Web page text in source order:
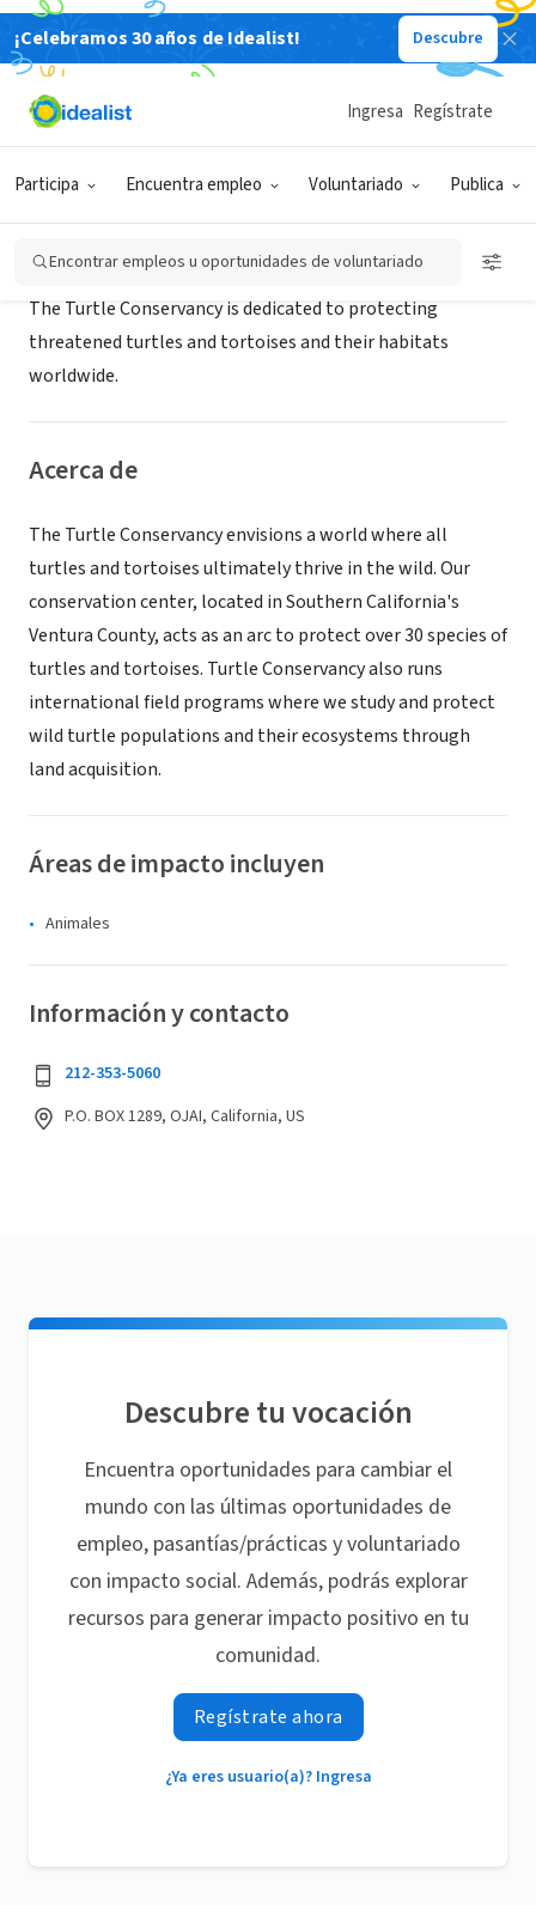
¡Celebramos 30 años de Idealist! Descubre
Participa Encuentra empleo Voluntariado Publica
Ingresa Regístrate
Encontrar empleos u oportunidades de voluntariado
ORGANIZACIÓN SIN FIN DE LUCRO
TURTLE CONSERVANCY
The Turtle Conservancy is dedicated to protecting
threatened turtles and tortoises and their habitats
worldwide.
Acerca de
The Turtle Conservancy envisions a world where all
turtles and tortoises ultimately thrive in the wild. Our
conservation center, located in Southern California's
Ventura County, acts as an arc to protect over 30 species of
turtles and tortoises. Turtle Conservancy also runs
international field programs where we study and protect
wild turtle populations and their ecosystems through
land acquisition.
Áreas de impacto incluyen
Animales
Información y contacto
212-353-5060
P.O. BOX 1289, OJAI, California, US
Descubre tu vocación
Encuentra oportunidades para cambiar el
mundo con las últimas oportunidades de
empleo, pasantías/prácticas y voluntariado
con impacto social. Además, podrás explorar
recursos para generar impacto positivo en tu
comunidad.
Regístrate ahora
¿Ya eres usuario(a)? Ingresa